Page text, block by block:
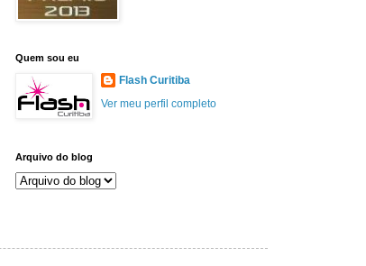
Quem sou eu
Flash Curitiba
Ver meu perfil completo
Arquivo do blog